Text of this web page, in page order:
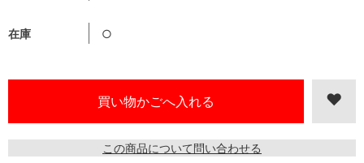
在庫 ○
この商品について問い合わせる